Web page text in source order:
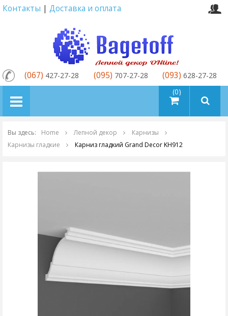
Контакты | Доставка и оплата
товаров (0)
(067) 427-27-28 (095) 707-27-28 (093) 628-27-28
Вы здесь: Home Лепной декор
Карнизы
Карнизы гладкие
Карниз гладкий Grand Decor KH912